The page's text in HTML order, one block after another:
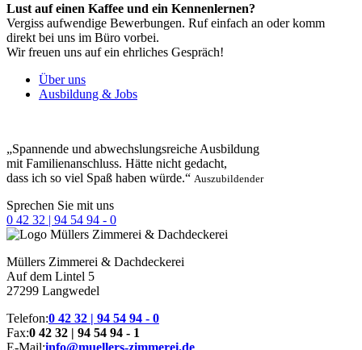
Lust auf einen Kaffee und ein Kennenlernen?
Vergiss aufwendige Bewerbungen. Ruf einfach an oder komm
direkt bei uns im Büro vorbei.
Wir freuen uns auf ein ehrliches Gespräch!
Über uns
Ausbildung & Jobs
„Spannende und abwechslungsreiche Ausbildung
mit Familienanschluss. Hätte nicht gedacht,
dass ich so viel Spaß haben würde.“ Auszubildender
Sprechen Sie mit uns
0 42 32 | 94 54 94 - 0
Müllers Zimmerei & Dachdeckerei
Auf dem Lintel 5
27299 Langwedel
Telefon:0 42 32 | 94 54 94 - 0
Fax:0 42 32 | 94 54 94 - 1
E-Mail:info@muellers-zimmerei.de